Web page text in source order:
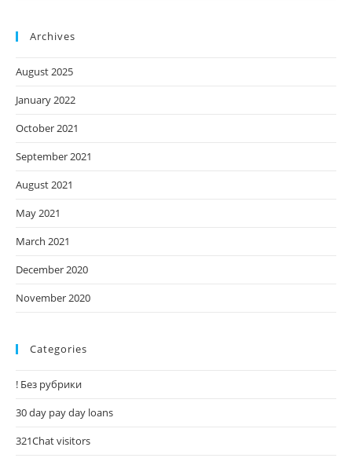
Archives
August 2025
January 2022
October 2021
September 2021
August 2021
May 2021
March 2021
December 2020
November 2020
Categories
! Без рубрики
30 day pay day loans
321Chat visitors